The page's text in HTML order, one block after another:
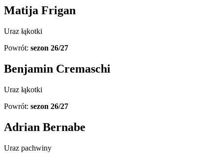
Matija Frigan
Uraz łąkotki
Powrót: sezon 26/27
Benjamin Cremaschi
Uraz łąkotki
Powrót: sezon 26/27
Adrian Bernabe
Uraz pachwiny